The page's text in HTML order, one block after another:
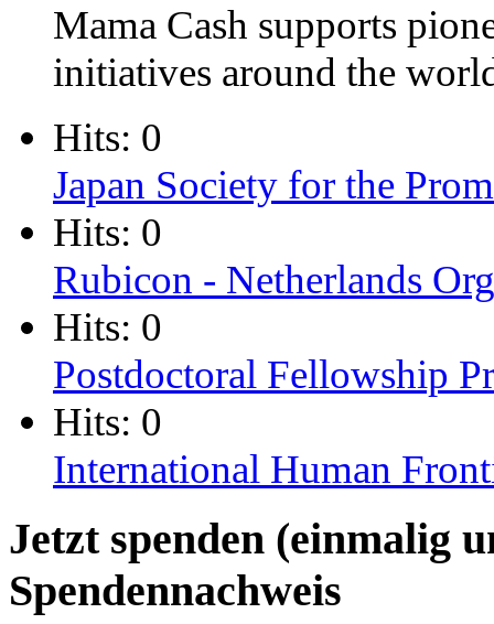
Mama Cash supports
initiatives around the
Hits: 0
Japan Society for the
Hits: 0
Rubicon - Netherlands
Hits: 0
Postdoctoral Fellowship
Hits: 0
International Human
Jetzt spenden (einmalig
Spendennachweis